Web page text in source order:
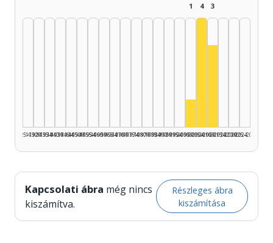
1925–1929
1930–1934
1935–1939
1940–1944
1945–1949
1950–1954
1955–1959
1960–1964
1965–1969
1970–1974
1975–1979
1980–1984
1985–1989
1990–1994
1995–1999
1
2000–2004
4
2005–2009
3
2010–2014
2015–2019
2020–2024
2025–2026
Kapcsolati ábra még nincs
kiszámítva.
Részleges ábra
kiszámítása